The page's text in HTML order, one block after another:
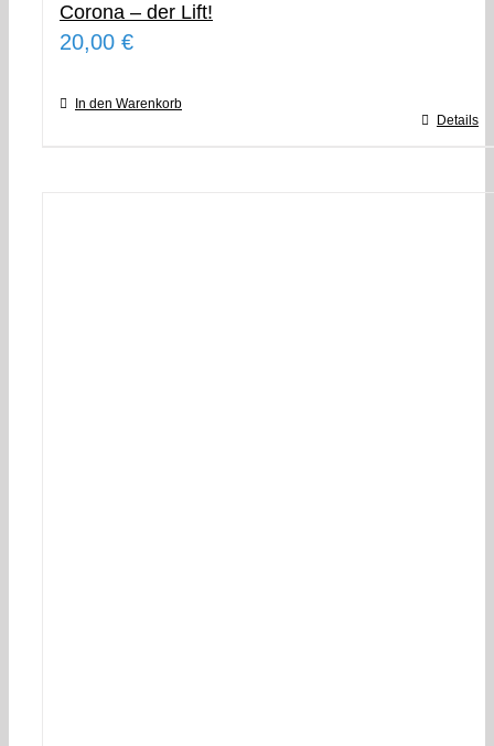
Corona – der Lift!
20,00 €
In den Warenkorb
Details